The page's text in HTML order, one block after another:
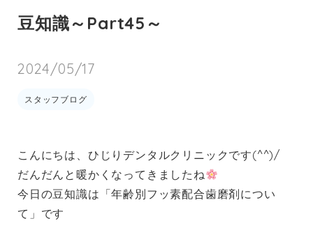
豆知識～Part45～
2024/05/17
スタッフブログ
こんにちは、ひじりデンタルクリニックです(^^)/
だんだんと暖かくなってきましたね
今日の豆知識は「年齢別フッ素配合歯磨剤につい
て」です